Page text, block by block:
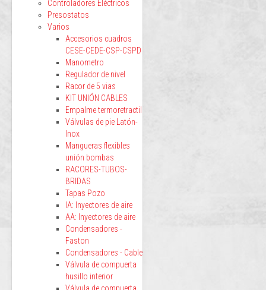
Controladores Eléctricos
Presostatos
Varios
Accesorios cuadros
CESE-CEDE-CSP-CSPD
Manometro
Regulador de nivel
Racor de 5 vias
KIT UNIÓN CABLES
Empalme termoretractil
Válvulas de pie Latón-
Inox
Mangueras flexibles
unión bombas
RACORES-TUBOS-
BRIDAS
Tapas Pozo
IA: Inyectores de aire
AA: Inyectores de aire
Condensadores -
Faston
Condensadores - Cable
Válvula de compuerta
husillo interior